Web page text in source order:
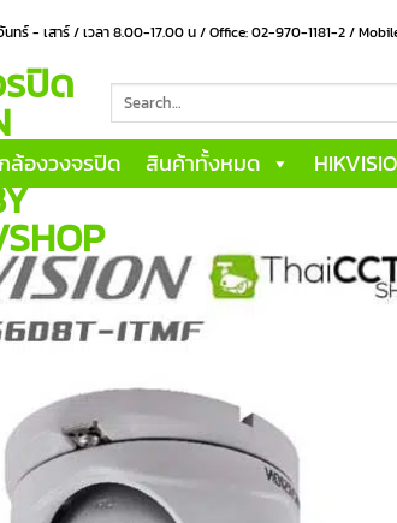
นทร์ - เสาร์ / เวลา 8.00-17.00 น / Office: 02-970-1181-2 /
for:
ล้องวงจรปิด สินค้าทั้งหมด